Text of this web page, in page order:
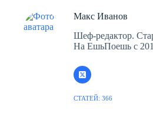
Макс Иванов
Шеф-редактор.
На ЕшьПоешь c
СТАТЕЙ: 366